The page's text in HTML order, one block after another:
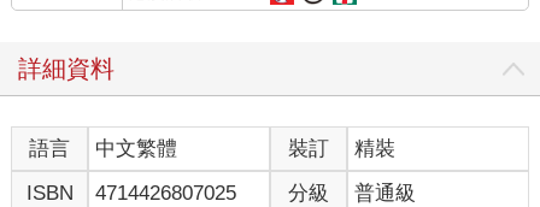
詳細資料
語言 中文繁體 裝訂
精裝
ISBN
4714426807025 分級 普通級